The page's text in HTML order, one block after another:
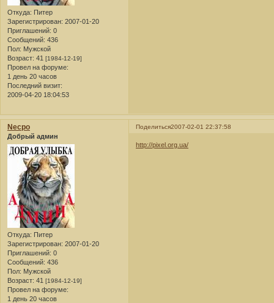
Откуда: Питер
Зарегистрирован: 2007-01-20
Приглашений: 0
Сообщений: 436
Пол: Мужской
Возраст: 41 [1984-12-19]
Провел на форуме:
1 день 20 часов
Последний визит:
2009-04-20 18:04:53
Поделиться2007-02-01 22:37:58
Necpo
Добрый админ
Откуда: Питер
Зарегистрирован: 2007-01-20
Приглашений: 0
Сообщений: 436
Пол: Мужской
Возраст: 41 [1984-12-19]
Провел на форуме:
1 день 20 часов
http://pixel.org.ua/